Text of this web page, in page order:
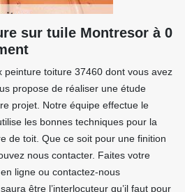
sur tuile Montresor à 0
peinture toiture 37460 dont vous avez
propose de réaliser une étude
projet. Notre équipe effectue le
les bonnes techniques pour la
de toit. Que ce soit pour une finition
nous contacter. Faites votre
ligne ou contactez-nous
être l’interlocuteur qu’il faut pour